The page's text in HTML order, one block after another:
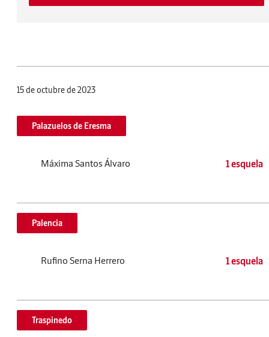
15 de octubre de 2023
Palazuelos de Eresma
Máxima Santos Álvaro 1 esquela
Palencia
Rufino Serna Herrero 1 esquela
Traspinedo